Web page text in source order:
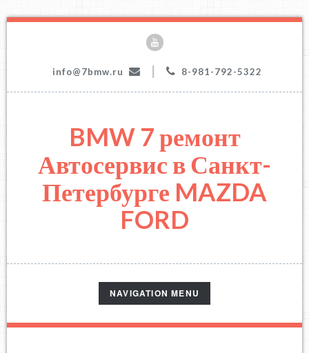
info@7bmw.ru 8-981-792-5322
BMW 7 ремонт
Автосервис в Санкт-
Петербурге MAZDA
FORD
TOGGLE
NAVIGATION
NAVIGATION MENU